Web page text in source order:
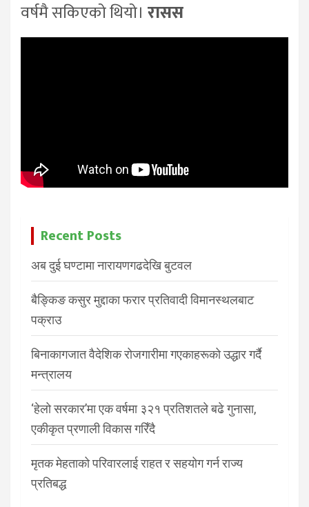
वर्षमै सकिएको थियो। रासस
Recent Posts
अब दुई घण्टामा नारायणगढदेखि बुटवल
बैङ्किङ कसुर मुद्दाका फरार प्रतिवादी विमानस्थलबाट
पक्राउ
बिनाकागजात वैदेशिक रोजगारीमा गएकाहरूको उद्धार गर्दै
मन्त्रालय
‘हेलो सरकार’मा एक वर्षमा ३२१ प्रतिशतले बढे गुनासा,
एकीकृत प्रणाली विकास गरिँदै
मृतक मेहताको परिवारलाई राहत र सहयोग गर्न राज्य
प्रतिबद्ध